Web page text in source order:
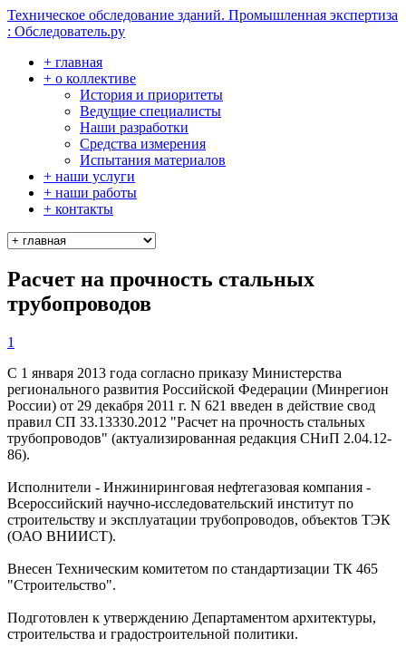
Техническое обследование зданий. Промышленная экспертиза
: Обследователь.ру
+ главная
+ о коллективе
История и приоритеты
Ведущие специалисты
Наши разработки
Средства измерения
Испытания материалов
+ наши услуги
+ наши работы
+ контакты
Расчет на прочность стальных
трубопроводов
1
С 1 января 2013 года согласно приказу Министерства
регионального развития Российской Федерации (Минрегион
России) от 29 декабря 2011 г. N 621 введен в действие свод
правил СП 33.13330.2012 "Расчет на прочность стальных
трубопроводов" (актуализированная редакция СНиП 2.04.12-
86).
Исполнители - Инжиниринговая нефтегазовая компания -
Всероссийский научно-исследовательский институт по
строительству и эксплуатации трубопроводов, объектов ТЭК
(ОАО ВНИИСТ).
Внесен Техническим комитетом по стандартизации ТК 465
"Строительство".
Подготовлен к утверждению Департаментом архитектуры,
строительства и градостроительной политики.